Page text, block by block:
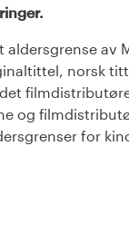
av
norsk
og
for